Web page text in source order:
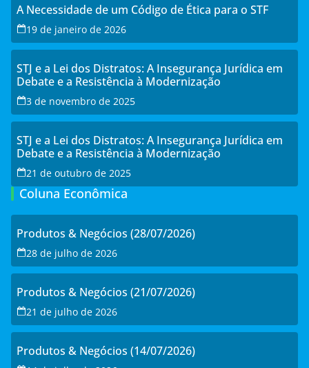
A Necessidade de um Código de Ética para o STF
19 de janeiro de 2026
STJ e a Lei dos Distratos: A Insegurança Jurídica em
Debate e a Resistência à Modernização
3 de novembro de 2025
STJ e a Lei dos Distratos: A Insegurança Jurídica em
Debate e a Resistência à Modernização
21 de outubro de 2025
Coluna Econômica
Produtos & Negócios (28/07/2026)
28 de julho de 2026
Produtos & Negócios (21/07/2026)
21 de julho de 2026
Produtos & Negócios (14/07/2026)